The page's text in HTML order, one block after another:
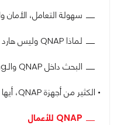
سهولة التعامل،
لماذا QNAP وليس هارد خارجي؟
البحث داخل QNAP والـStreaming عليه
• الكثير من أجهزة QNAP، أيها مناسب لي؟
QNAP للأعمال